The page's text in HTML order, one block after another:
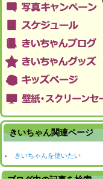
きいちゃん関連ページ
きいちゃんを使いたい